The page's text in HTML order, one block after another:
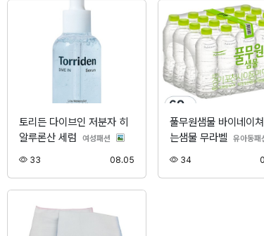
토리든 다이브인 저분자 히
알루론산 세럼
여성패션 분류
33 08.05등록
풀무원샘물 바이네이
는샘물 무라벨
유아동패
34조회